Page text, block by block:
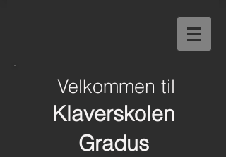
Velkommen til
Klaverskolen
Gradus